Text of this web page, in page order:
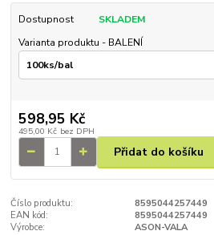
Dostupnost
SKLADEM
Varianta produktu - BALENÍ
598,95 Kč
495,00 Kč bez DPH
Přidat do košíku
Číslo produktu:
8595044257449
EAN kód:
8595044257449
Výrobce:
ASON-VALA